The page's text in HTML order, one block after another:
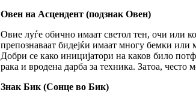
Овен на Асцендент (подзнак Овен)
Овие луѓе обично имаат светол тен, очи или
препознаваат бидејќи имаат многу бемки
Добри се како иницијатори на каков било
рака и вродена дарба за техника. Затоа,
Знак Бик (Сонце во Бик)